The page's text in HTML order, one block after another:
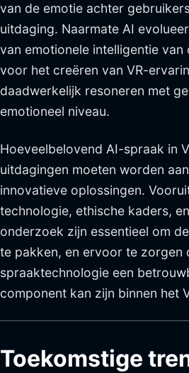
van de emotie achter
uitdaging. Naarmate AI
van emotionele intelligentie van
voor het creëren van VR-
daadwerkelijk resoneren met
emotioneel niveau.
Hoeveelbelovend AI-spraak in
uitdagingen moeten worden
innovatieve oplossingen.
technologie, ethische kaders,
onderzoek zijn essentieel om
te pakken, en ervoor te zorgen
spraaktechnologie een
component kan zijn binnen het
Toekomstige